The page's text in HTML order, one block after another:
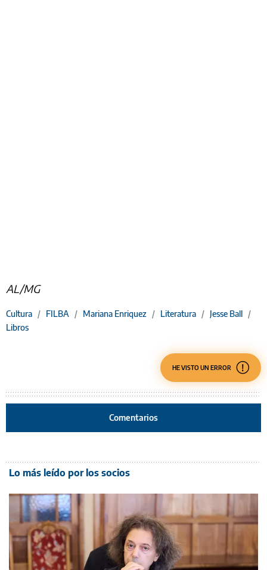
AL/MG
Cultura / FILBA / Mariana Enriquez / Literatura / Jesse Ball /
Libros
HE VISTO UN ERROR
Comentarios
Lo más leído por los socios